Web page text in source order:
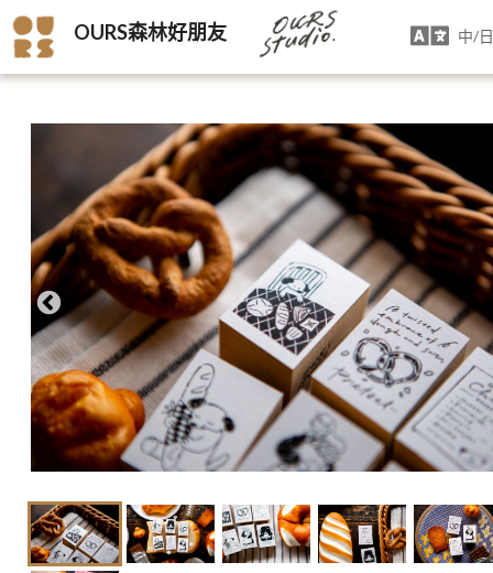
OURS森林好朋友 中/